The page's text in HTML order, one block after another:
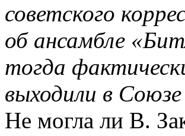
советского
об ансамбле
тогда
выходили в
Не могла ли В.